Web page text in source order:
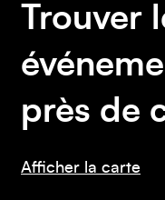
Trouver
près de
Afficher la carte